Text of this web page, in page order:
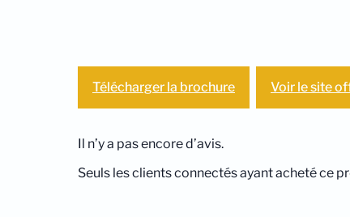
Télécharger la brochure Voir le site
Il n’y a pas encore d’avis.
Seuls les clients connectés ayant acheté ce